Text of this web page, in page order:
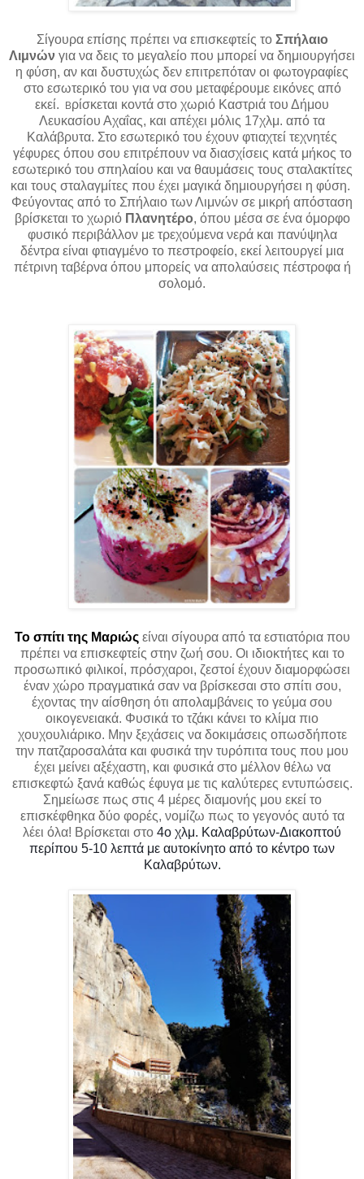
Σίγουρα επίσης πρέπει να επισκεφτείς το Σπήλαιο
Λιμνών για να δεις το μεγαλείο που μπορεί να δημιουργήσει
η φύση, αν και δυστυχώς δεν επιτρεπόταν οι φωτογραφίες
στο εσωτερικό του για να σου μεταφέρουμε εικόνες από
εκεί.
Βρίσκεται κοντά στο χωριό Καστριά του Δήμου
Λευκασίου Αχαΐας, και απέχει μόλις 17χλμ. από τα
Καλάβρυτα. Στο εσωτερικό του έχουν φτιαχτεί τεχνητές
γέφυρες όπου σου επιτρέπουν να διασχίσεις κατά μήκος το
εσωτερικό του σπηλαίου και να θαυμάσεις τους σταλακτίτες
και τους σταλαγμίτες που έχει μαγικά δημιουργήσει η φύση.
Φεύγοντας από το Σπήλαιο των Λιμνών σε μικρή απόσταση
βρίσκεται το χωριό Πλανητέρο, όπου μέσα σε ένα όμορφο
φυσικό περιβάλλον με τρεχούμενα νερά και πανύψηλα
δέντρα είναι φτιαγμένο το πεστροφείο, εκεί λειτουργεί μια
πέτρινη ταβέρνα όπου μπορείς να απολαύσεις πέστροφα ή
σολομό.
Το σπίτι της Μαριώςείναι σίγουρα από τα εστιατόρια που
πρέπει να επισκεφτείς στην ζωή σου. Οι ιδιοκτήτες και το
προσωπικό φιλικοί, πρόσχαροι, ζεστοί έχουν διαμορφώσει
έναν χώρο πραγματικά σαν να βρίσκεσαι στο σπίτι σου,
έχοντας την αίσθηση ότι απολαμβάνεις το γεύμα σου
οικογενειακά. Φυσικά το τζάκι κάνει το κλίμα πιο
χουχουλιάρικο. Μην ξεχάσεις να δοκιμάσεις οπωσδήποτε
την πατζαροσαλάτα και φυσικά την τυρόπιτα τους που μου
έχει μείνει αξέχαστη, και φυσικά στο μέλλον θέλω να
επισκεφτώ ξανά καθώς έφυγα με τις καλύτερες εντυπώσεις.
Σημείωσε πως στις 4 μέρες διαμονής μου εκεί το
επισκέφθηκα δύο φορές, νομίζω πως το γεγονός αυτό τα
λέει όλα! Βρίσκεται στο 4ο χλμ. Καλαβρύτων-Διακοπτού
περίπου 5-10 λεπτά με αυτοκίνητο από το κέντρο των
Καλαβρύτων.